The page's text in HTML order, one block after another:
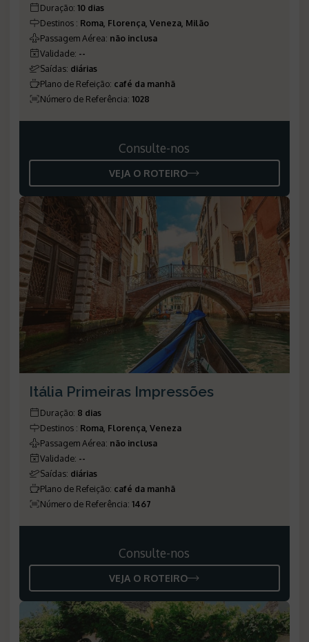
Duração: 10 dias
Destinos : Roma, Florença, Veneza, Milão
Passagem Aérea: não inclusa
Validade: --
Saídas: diárias
Plano de Refeição: café da manhã
Número de Referência: 1028
Consulte-nos
VEJA O ROTEIRO
Itália Primeiras Impressões
Duração: 8 dias
Destinos : Roma, Florença, Veneza
Passagem Aérea: não inclusa
Validade: --
Saídas: diárias
Plano de Refeição: café da manhã
Número de Referência: 1467
Consulte-nos
VEJA O ROTEIRO